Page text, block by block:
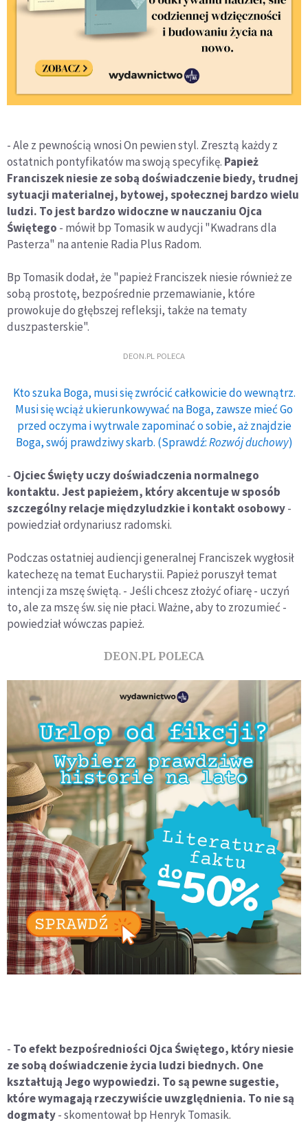
- Ale z pewnością wnosi On pewien styl. Zresztą każdy z
ostatnich pontyfikatów ma swoją specyfikę. Papież
Franciszek niesie ze sobą doświadczenie biedy, trudnej
sytuacji materialnej, bytowej, społecznej bardzo wielu
ludzi. To jest bardzo widoczne w nauczaniu Ojca
Świętego - mówił bp Tomasik w audycji "Kwadrans dla
Pasterza" na antenie Radia Plus Radom.
Bp Tomasik dodał, że "papież Franciszek niesie również ze
sobą prostotę, bezpośrednie przemawianie, które
prowokuje do głębszej refleksji, także na tematy
duszpasterskie".
DEON.PL POLECA
Kto szuka Boga, musi się zwrócić całkowicie do wewnątrz.
Musi się wciąż ukierunkowywać na Boga, zawsze mieć Go
przed oczyma i wytrwale zapominać o sobie, aż znajdzie
Boga, swój prawdziwy skarb. (Sprawdź:Rozwój duchowy)
- Ojciec Święty uczy doświadczenia normalnego
kontaktu. Jest papieżem, który akcentuje w sposób
szczególny relacje międzyludzkie i kontakt osobowy-
powiedział ordynariusz radomski.
Podczas ostatniej audiencji generalnej Franciszek wygłosił
katechezę na temat Eucharystii. Papież poruszył temat
intencji za mszę świętą. - Jeśli chcesz złożyć ofiarę - uczyń
to, ale za mszę św. się nie płaci. Ważne, aby to zrozumieć -
powiedział wówczas papież.
DEON.PL POLECA
- To efekt bezpośredniości Ojca Świętego, który niesie
ze sobą doświadczenie życia ludzi biednych. One
kształtują Jego wypowiedzi. To są pewne sugestie,
które wymagają rzeczywiście uwzględnienia. To nie są
dogmaty- skomentował bp Henryk Tomasik.